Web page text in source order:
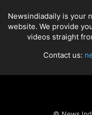
Newsindiadaily is your
website. We provide
videos straight
Contact us: